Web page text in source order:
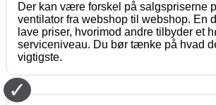
Der kan være forskel på salgspriserne
ventilator fra webshop til webshop. En
lave priser, hvorimod andre tilbyder et
serviceniveau. Du bør tænke på hvad
vigtigste.
✓